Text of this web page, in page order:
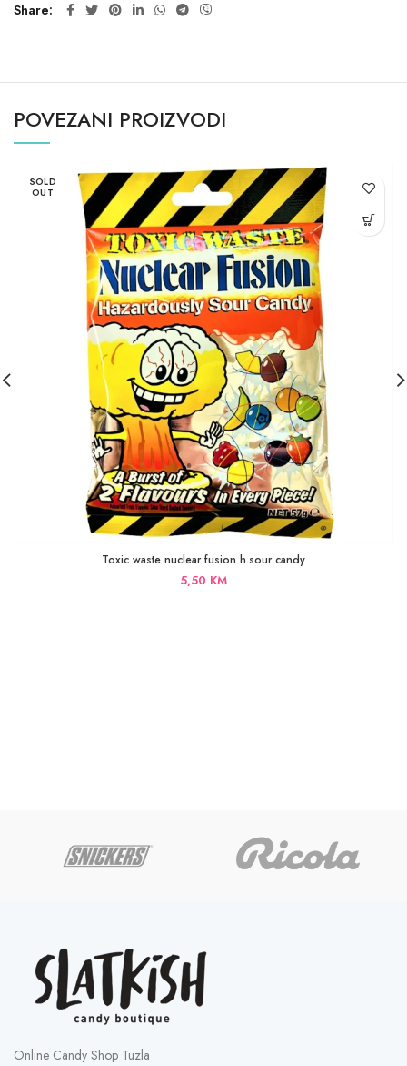
Share
POVEZANI PROIZVODI
SOLD
OUT
Toxic waste nuclear fusion h.sour candy
5,50 KM
Online Candy Shop Tuzla